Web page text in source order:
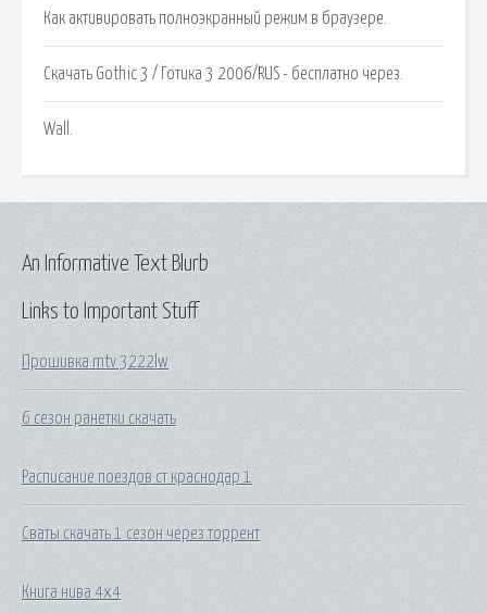
Как активировать полноэкранный режим в браузере.
Скачать Gothic 3 / Готика 3 2006/RUS - бесплатно через.
Wall.
Links to Important Stuff
Прошивка mtv 3222lw
6 сезон ранетки скачать
Расписание поездов ст краснодар 1
Сваты скачать 1 сезон через торрент
Книга нива 4х4
An Informative Text Blurb